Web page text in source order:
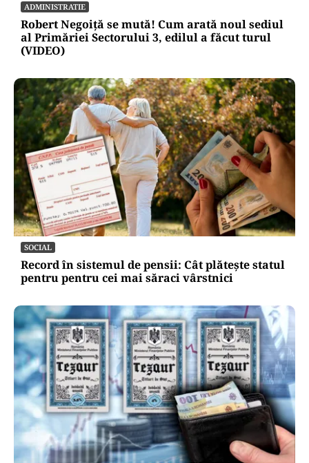
ADMINISTRATIE
Robert Negoiță se mută! Cum arată noul sediul
al Primăriei Sectorului 3, edilul a făcut turul
(VIDEO)
SOCIAL
Record în sistemul de pensii: Cât plătește statul
pentru pentru cei mai săraci vârstnici